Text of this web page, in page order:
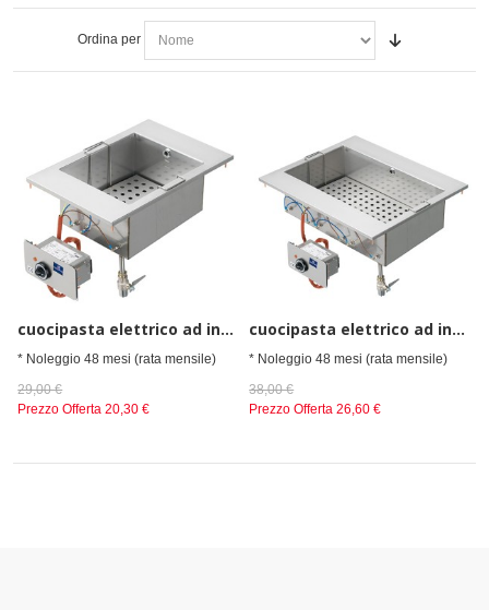
Ordina per
cuocipasta elettrico ad incasso, 20 litri
* Noleggio 48 mesi (rata mensile)
29,00 €
Prezzo Offerta 20,30 €
cuocipasta elettrico ad incasso, 40 litri
* Noleggio 48 mesi (rata mensile)
38,00 €
Prezzo Offerta 26,60 €